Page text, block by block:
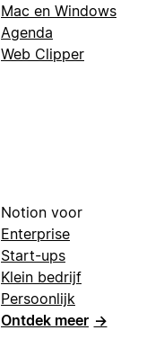
Mac en Windows
Agenda
Web Clipper
Notion voor
Enterprise
Start-ups
Klein bedrijf
Persoonlijk
Ontdek meer →